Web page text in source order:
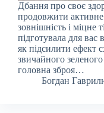
Дбання про своє
продовжити
зовнішність і міцне
підготувала для вас
як підсилити ефект
звичайного
головна зброя…
Богдан